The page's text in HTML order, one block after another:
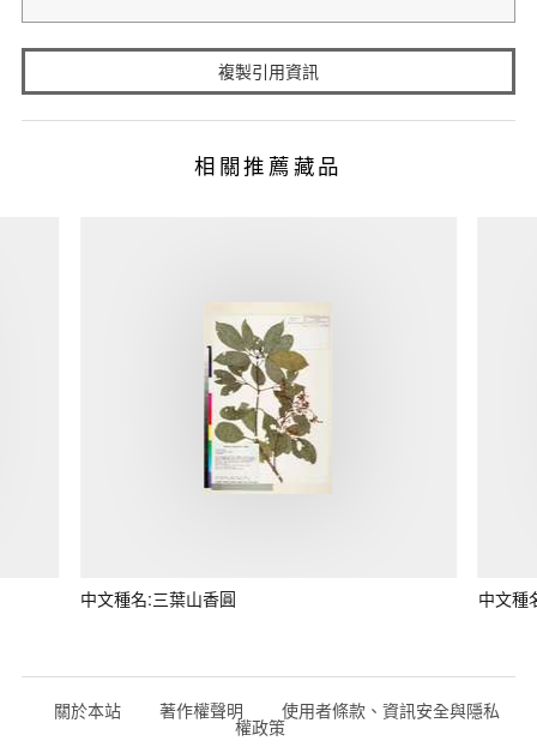
複製引用資訊
相關推薦藏品
中文種名:三葉山香圓 中文種
關於本站 著作權聲明 使用者條款、資訊安全與隱私
權政策